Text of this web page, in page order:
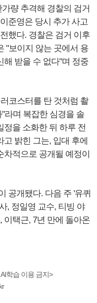
량 추격해 경찰의 검거
준영은 당시 추가 사고
했다. 경찰은 검거 이후
"보이지 않는 곳에서 용
해 받을 수 없다"며 정중
코스터를 탄 것처럼 촬
라며 복잡한 심경을 솔
정을 소화한 뒤 하루 전
밝힌 그는, 입대 후에
차적으로 공개될 예정이
공개됐다. 다음 주 '유퀴
, 정일영 교수, 티빙 야
이택근, 7년 만에 돌아온
학습 이용 금지>